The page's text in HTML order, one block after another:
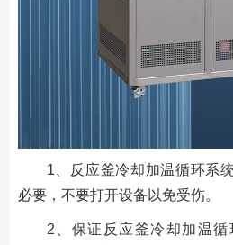
1、反应釜冷却加温循环系
必要，不要打开设备以免受伤。
2、保证反应釜冷却加温